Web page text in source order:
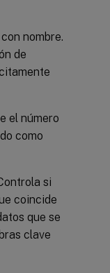
nombre.
de
el número
como
si
coincide
que se
clave